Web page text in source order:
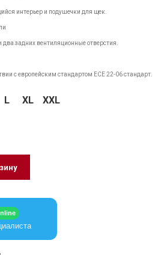
интерьер и подушечки для щек.
задних вентиляционные отверстия.
с европейским стандартом ECE 22-06 стандарт.
L XL XXL